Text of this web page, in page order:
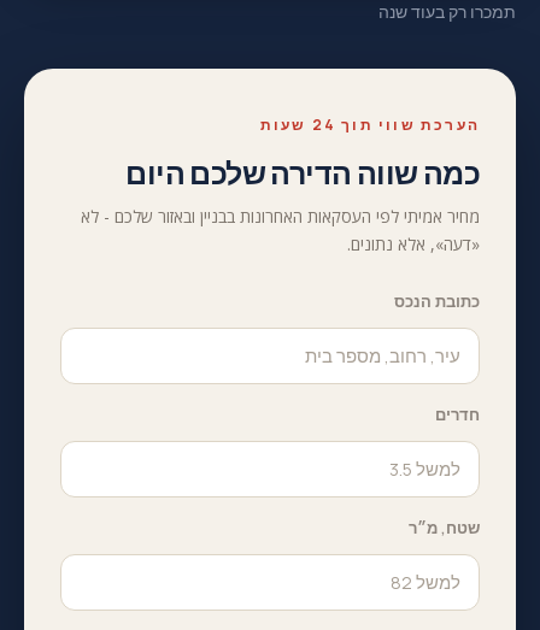
תמכרו רק בעוד שנה
הערכת שווי תוך 24 שעות
כמה שווה הדירה שלכם היום
מחיר אמיתי לפי העסקאות האחרונות בבניין ובאזור שלכם - לא
«דעה», אלא נתונים.
כתובת הנכס
חדרים
שטח, מ״ר